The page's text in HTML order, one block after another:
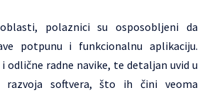
polaznici su osposobljeni da
potpunu i funkcionalnu aplikaciju.
odlične radne navike, te detaljan uvid u
razvoja softvera, što ih čini veoma